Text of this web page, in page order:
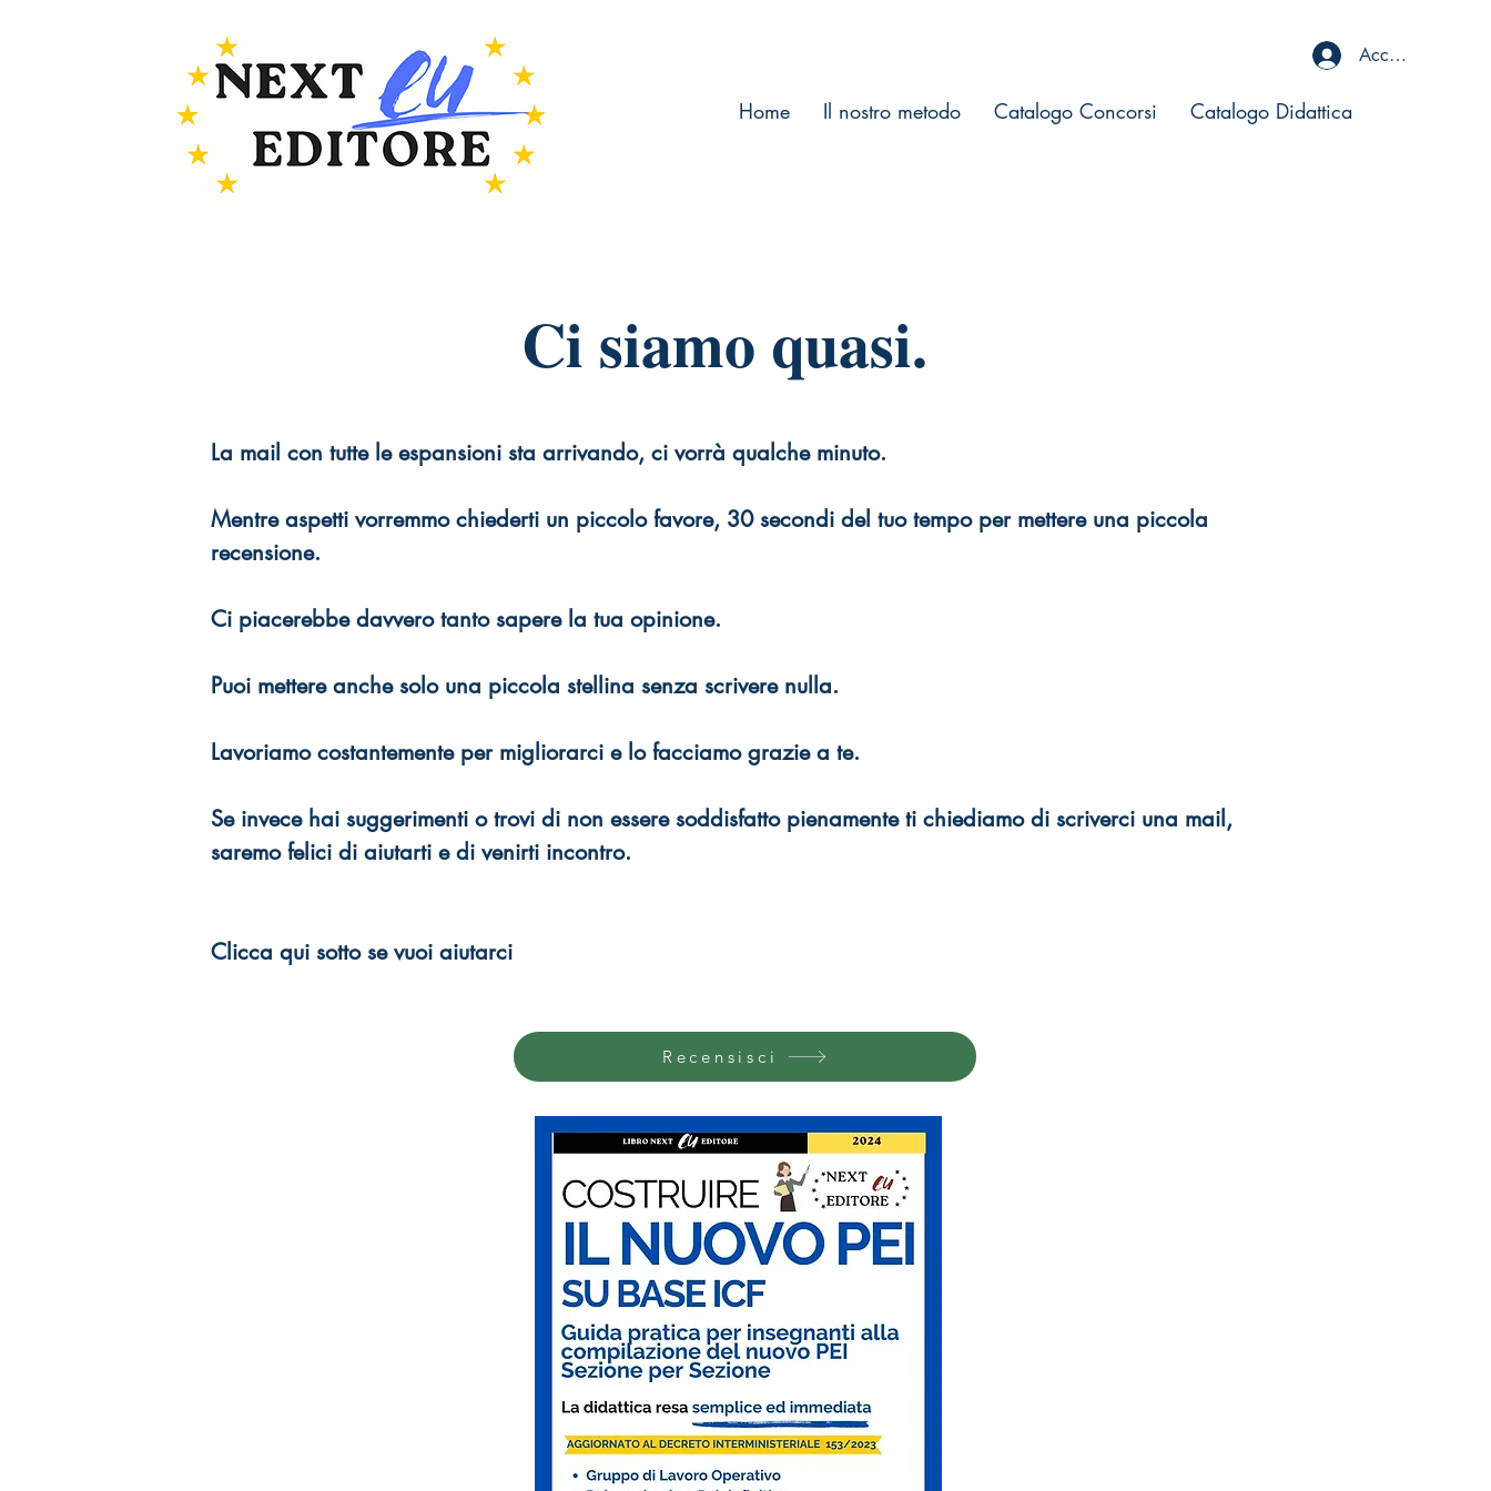
Accedi
Home Il nostro metodo Catalogo Concorsi Catalogo Didattica
Ci siamo quasi.
La mail con tutte le espansioni sta arrivando, ci vorrà qualche minuto.
Mentre aspetti vorremmo chiederti un piccolo favore, 30 secondi del tuo tempo per mettere una piccola
recensione.
Ci piacerebbe davvero tanto sapere la tua opinione.
Puoi mettere anche solo una piccola stellina senza scrivere nulla.
Lavoriamo costantemente per migliorarci e lo facciamo grazie a te.
Se invece hai suggerimenti o trovi di non essere soddisfatto pienamente ti chiediamo di scriverci una mail,
saremo felici di aiutarti e di venirti incontro.
Clicca qui sotto se vuoi aiutarci
Recensisci